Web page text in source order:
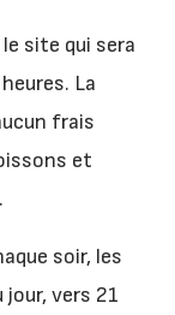
site qui sera
La
frais
et
soir, les
vers 21